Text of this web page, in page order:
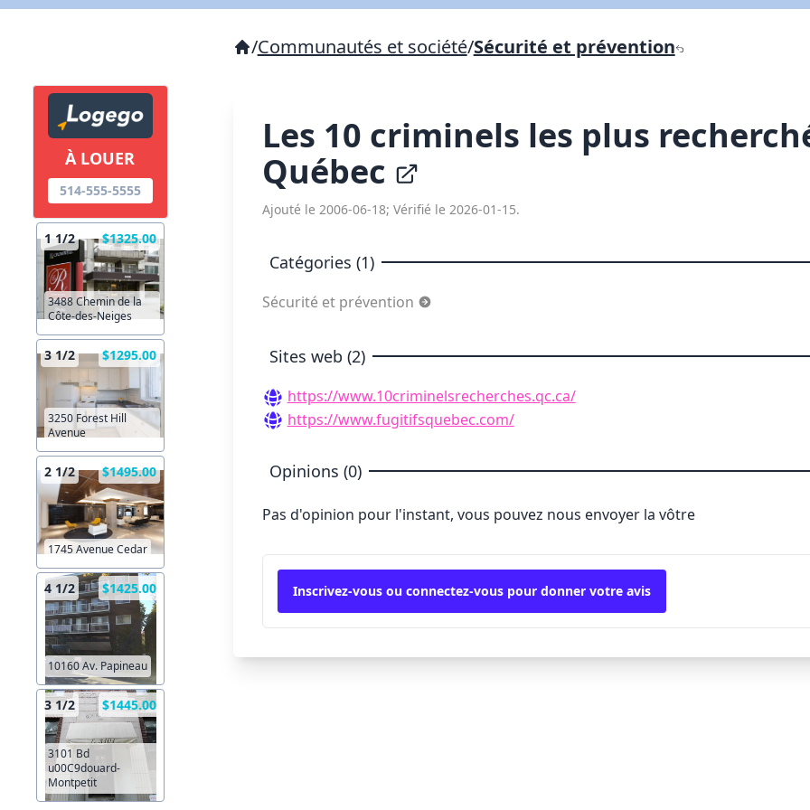
À LOUER
514-555-5555
1 1/2 $1325.00
3488 Chemin de la
Côte-des-Neiges
3 1/2 $1295.00
3250 Forest Hill
Avenue
2 1/2 $1495.00
1745 Avenue Cedar
4 1/2 $1425.00
10160 Av. Papineau
3 1/2 $1445.00
3101 Bd
u00C9douard-
Montpetit
/Communautés et société/Sécurité et prévention
Les 10 criminels les plus
Québec
Ajouté le 2006-06-18; Vérifié le 2026-01-15.
Catégories (1)
Sécurité et prévention
Sites web (2)
https://www.10criminelsrecherches.qc.ca/
https://www.fugitifsquebec.com/
Opinions (0)
Pas d'opinion pour l'instant, vous pouvez nous envoyer la vôtre
Inscrivez-vous ou connectez-vous pour donner votre avis
X Fermer
X Fermer Envoyez